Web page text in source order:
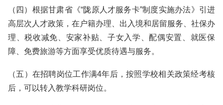
（四）根据甘肃省《“陇原人才服务卡”制度实施办法》引进
高层次人才政策，在户籍办理、出入境和居留服务、社保办
理、税收减免、安家补贴、子女入学、配偶安置、就医保
障、免费旅游等方面享受优质待遇与服务。
（五）在招聘岗位工作满4年后，按照学校相关政策经考核
后，可以转入教学科研岗位。